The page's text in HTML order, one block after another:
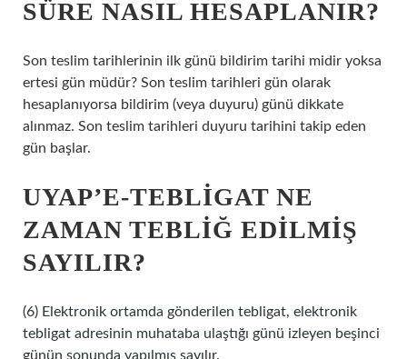
SÜRE NASIL HESAPLANIR?
Son teslim tarihlerinin ilk günü bildirim tarihi midir yoksa
ertesi gün müdür? Son teslim tarihleri ​​gün olarak
hesaplanıyorsa bildirim (veya duyuru) günü dikkate
alınmaz. Son teslim tarihleri ​​duyuru tarihini takip eden
gün başlar.
UYAP’E-TEBLIGAT NE
ZAMAN TEBLIĞ EDILMIŞ
SAYILIR?
(6) Elektronik ortamda gönderilen tebligat, elektronik
tebligat adresinin muhataba ulaştığı günü izleyen beşinci
günün sonunda yapılmış sayılır.